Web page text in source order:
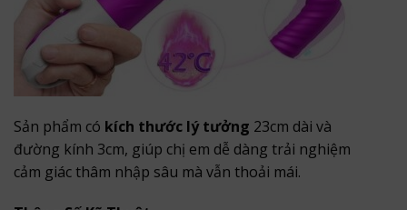
Sản phẩm có kích thước lý tưởng 23cm dài và
đường kính 3cm, giúp chị em dễ dàng trải nghiệm
cảm giác thâm nhập sâu mà vẫn thoải mái.